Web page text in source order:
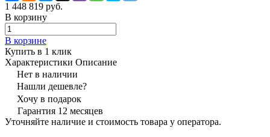
1 448 819 руб.
В корзину
В корзине
Купить в 1 клик
Характеристики Описание
Нет в наличии
Нашли дешевле?
Хочу в подарок
Гарантия 12 месяцев
Уточняйте наличие и стоимость товара у оператора.